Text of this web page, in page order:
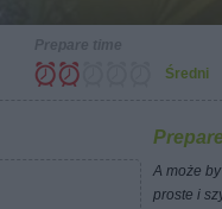
Średni
A może
proste i